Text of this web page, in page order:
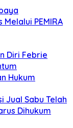
PEMIRA
Diri Febrie
Hukum
Jual Sabu Telah
Dihukum